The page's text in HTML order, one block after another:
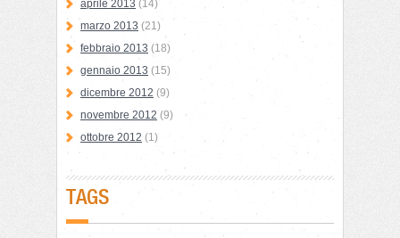
aprile 2013 (14)
marzo 2013 (21)
febbraio 2013 (18)
gennaio 2013 (15)
dicembre 2012 (9)
novembre 2012 (9)
ottobre 2012 (1)
TAGS